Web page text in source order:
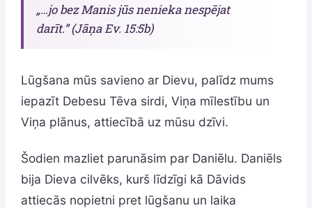
„…jo bez Manis jūs nenieka nespējat
darīt.” (Jāņa Ev. 15:5b)
Lūgšana mūs savieno ar Dievu, palīdz mums
iepazīt Debesu Tēva sirdi, Viņa mīlestību un
Viņa plānus, attiecībā uz mūsu dzīvi.
Šodien mazliet parunāsim par Daniēlu. Daniēls
bija Dieva cilvēks, kurš līdzīgi kā Dāvids
attiecās nopietni pret lūgšanu un laika